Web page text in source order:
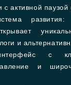
активной паузой
и
с
и